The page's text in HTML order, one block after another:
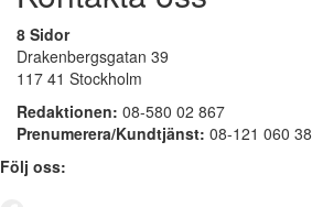
8 Sidor
Drakenbergsgatan 39
117 41 Stockholm
Redaktionen: 08-580 02 867
Prenumerera/Kundtjänst: 08-121 060 38
Följ oss: